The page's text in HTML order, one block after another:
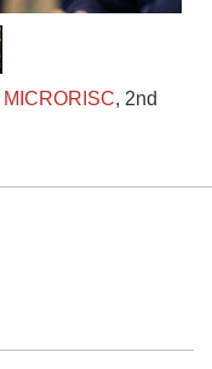
MICRORISC, 2nd